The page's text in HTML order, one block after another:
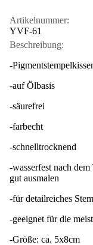
Artikelnummer:
YVF-61
Beschreibung:
-
-auf Ölbasis
-säurefrei
-farbecht
-schnelltrocknend
-wasserfest nach
gut ausmalen
-für detailreiches
-geeignet für die
-Größe: ca. 5x8cm